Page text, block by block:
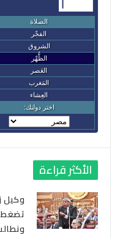
الأكثر قراءة
وكيل
تضغط